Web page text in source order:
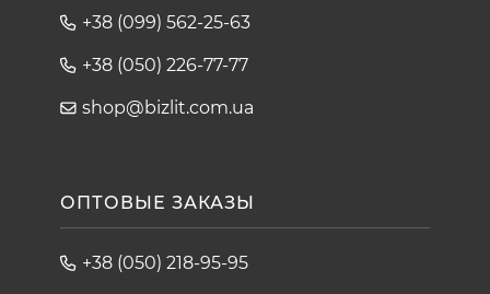
+38 (099) 562-25-63
+38 (050) 226-77-77
shop@bizlit.com.ua
ОПТОВЫЕ ЗАКАЗЫ
+38 (050) 218-95-95